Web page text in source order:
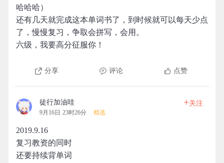
哈哈哈）
还有几天就完成这本单词书了，到时候就可以每天少点
了，慢慢复习，争取会拼写，会用。
六级，我要高分征服你！
分享 评论 点赞
徒行加油哇
9月16日 23时26分 精选
+关注
2019.9.16
复习教资的同时
还要持续背单词